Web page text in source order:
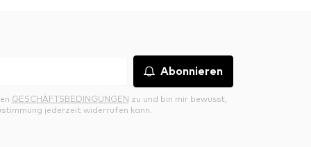
Abonnieren
GESCHÄFTSBEDINGUNGEN zu und bin mir bewusst,
jederzeit widerrufen kann.